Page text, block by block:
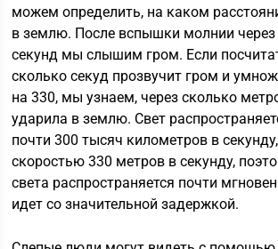
можем определить, на каком
в землю. После вспышки молнии через
секунд мы слышим гром. Если
сколько секуд прозвучит гром и
на 330, мы узнаем, через сколько
ударила в землю. Свет
почти 300 тысяч километров в
скоростью 330 метров в секунду,
света распространяется почти
идет со значительной задержкой.